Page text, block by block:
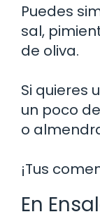
Puedes
sal,
de oliva.
Si quieres
un poco
o
¡Tus
En